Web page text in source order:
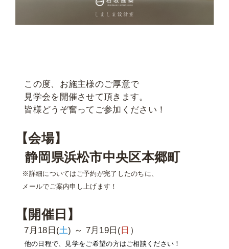
この度、お施主様のご厚意で
見学会を開催させて頂きます。
皆様どうぞ奮ってご参加ください！
【会場】
静岡県浜松市中央区本郷町
※詳細についてはご予約が完了したのちに、
メールでご案内申し上げます！
【開催日】
7月18日(土) ～ 7月19日( 日 ）
他の日程で、見学をご希望の方はご相談ください！